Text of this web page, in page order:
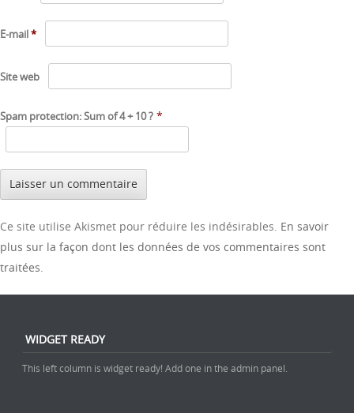
E-mail*
Site web
Spam protection: Sum of 4 + 10 ? *
Ce site utilise Akismet pour réduire les indésirables. En savoir
plus sur la façon dont les données de vos commentaires sont
traitées
WIDGET READY
This left column is widget ready! Add one in the admin panel.